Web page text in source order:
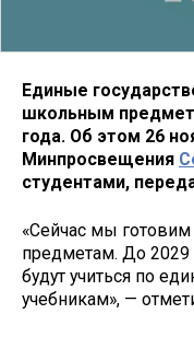
Единые
школьным
года. Об этом 26
Минпросвещения
студентами,
«Сейчас мы
предметам. До 2029
будут учиться по
учебникам», —